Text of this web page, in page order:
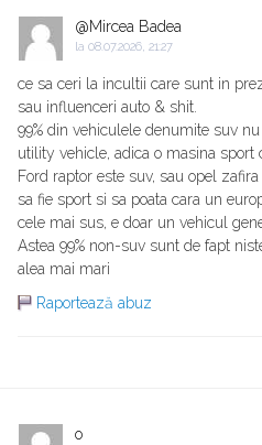
@Mircea Badea
la 08.07.2026, 21:27
ce sa ceri la incultii care sunt in
sau influenceri auto & shit.
99% din vehiculele denumite suv
utility vehicle, adica o masina sport
Ford raptor este suv, sau opel
sa fie sport si sa poata cara un
cele mai sus, e doar un vehicul
Astea 99% non-suv sunt de fapt
alea mai mari
Raportează abuz
o